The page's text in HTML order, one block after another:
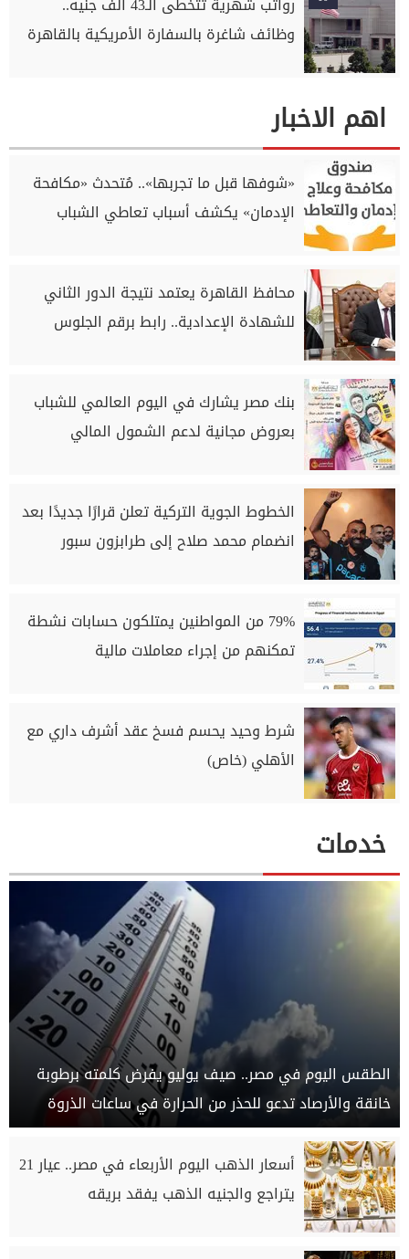
وظائف شاغرة بالسفارة الأمريكية بالقاهرة
اهم الاخبار
«شوفها قبل ما تجربها».. مُتحدث «مكافحة
الإدمان» يكشف أسباب تعاطي الشباب
محافظ القاهرة يعتمد نتيجة الدور الثاني
للشهادة الإعدادية.. رابط برقم الجلوس
بنك مصر يشارك في اليوم العالمي للشباب
بعروض مجانية لدعم الشمول المالي
الخطوط الجوية التركية تعلن قرارًا جديدًا بعد
انضمام محمد صلاح إلى طرابزون سبور
79% من المواطنين يمتلكون حسابات نشطة
تمكنهم من إجراء معاملات مالية
شرط وحيد يحسم فسخ عقد أشرف داري مع
الأهلي (خاص)
خدمات
الطقس اليوم في مصر.. صيف يوليو يفرض كلمته برطوبة
خانقة والأرصاد تدعو للحذر من الحرارة في ساعات الذروة
أسعار الذهب اليوم الأربعاء في مصر.. عيار 21
يتراجع والجنيه الذهب يفقد بريقه